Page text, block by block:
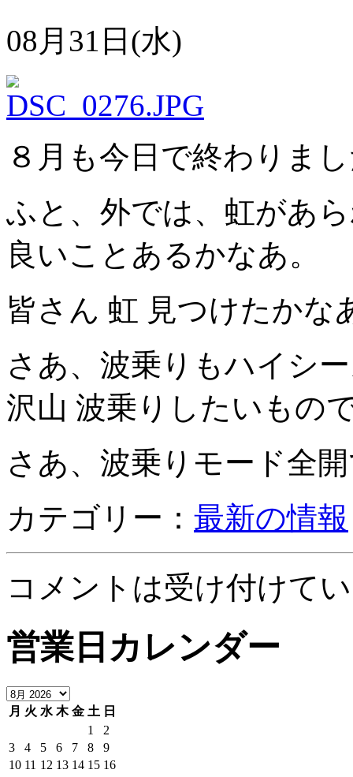
08月31日(水)
８月も今日で終わりま
ふと、外では、虹があ
良いことあるかなあ。
皆さん 虹 見つけたかな
さあ、波乗りもハイシ
沢山 波乗りしたいもの
さあ、波乗りモード全
カテゴリー： 最新の情報
コメントは受け付けて
営業日カレンダー
月 火 水 木 金 土 日
1
2
3
4 5 6 7 8
9
10 11 12 13 14 15 16